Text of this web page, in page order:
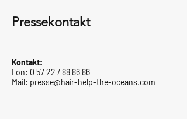
Pressekontakt
Kontakt:
Fon: 0 57 22 / 88 86 86
Mail: presse@hair-help-the-oceans.com